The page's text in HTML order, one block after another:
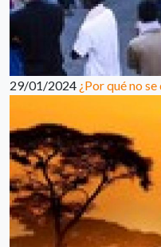
29/01/2024 ¿Por qué no